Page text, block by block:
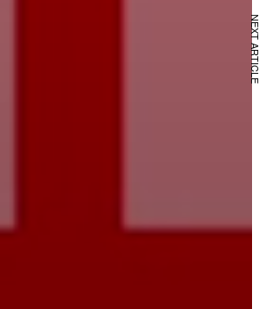
NEXT ARTICLE